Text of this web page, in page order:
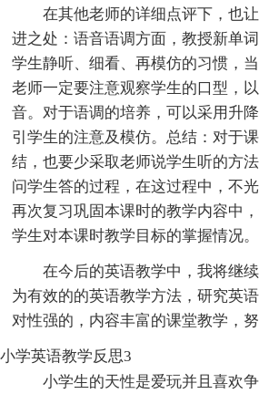
在其他老师的详细点评下，也
进之处：语音语调方面，教授新单
学生静听、细看、再模仿的习惯，
老师一定要注意观察学生的口型，
音。对于语调的培养，可以采用升
引学生的注意及模仿。总结：对于
结，也要少采取老师说学生听的方
问学生答的过程，在这过程中，不
再次复习巩固本课时的教学内容中
学生对本课时教学目标的掌握情况。
在今后的英语教学中，我将继
为有效的的英语教学方法，研究英
对性强的，内容丰富的课堂教学，努
小学英语教学反思3
小学生的天性是爱玩并且喜欢